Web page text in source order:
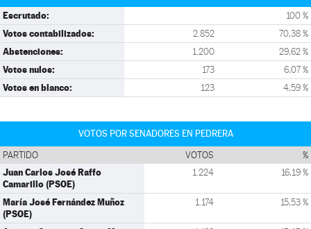
Escrutado: 100 %
Votos contabilizados: 2.852 70,38 %
Abstenciones: 1.200 29,62 %
Votos nulos: 173 6,07 %
Votos en blanco: 123 4,59 %
VOTOS POR SENADORES EN PEDRERA
PARTIDO VOTOS %
Juan Carlos José Raffo
Camarillo (PSOE)
1.224 16,19 %
María José Fernández Muñoz
(PSOE)
1.174 15,53 %